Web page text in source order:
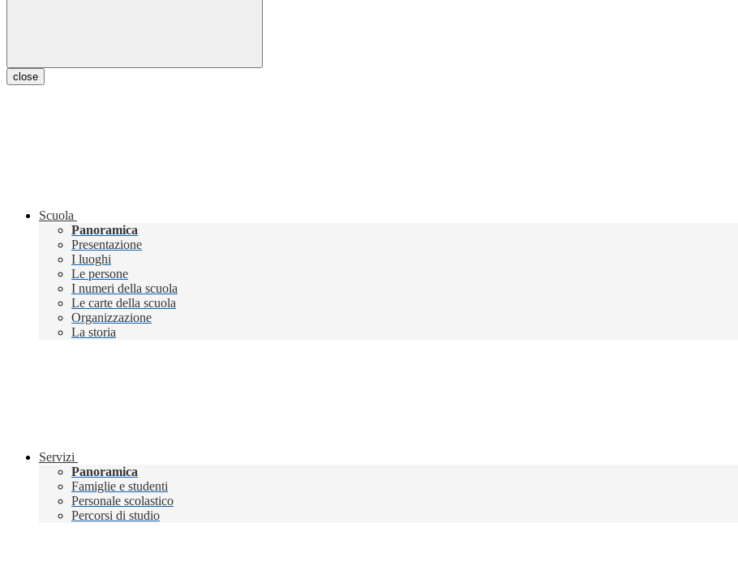
close
Scuola
Panoramica
Presentazione
I luoghi
Le persone
I numeri della scuola
Le carte della scuola
Organizzazione
La storia
Servizi
Panoramica
Famiglie e studenti
Personale scolastico
Percorsi di studio